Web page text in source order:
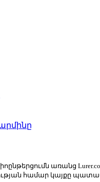
առանց
համար կայքը